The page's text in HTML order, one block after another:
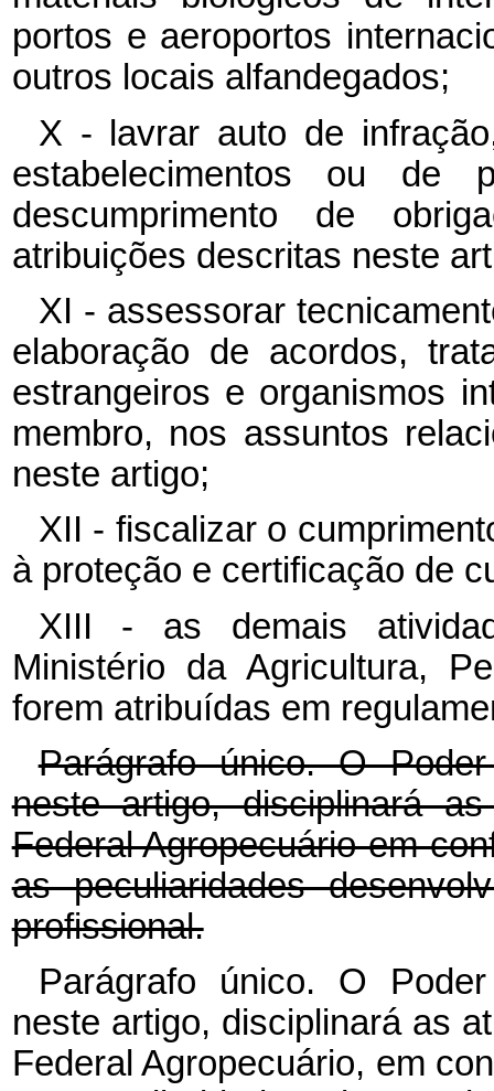
portos e aeroportos
outros locais alfandegados;
X - lavrar auto de
estabelecimentos ou de
descumprimento de
atribuições descritas neste
XI - assessorar
elaboração de acordos,
estrangeiros e organismos
membro, nos assuntos
neste artigo;
XII - fiscalizar o
à proteção e certificação de
XIII - as demais
Ministério da Agricultura,
forem atribuídas em
Parágrafo único. O
neste artigo, disciplinará
Federal Agropecuário em
as peculiaridades
profissional.
Parágrafo único. O
neste artigo, disciplinará as
Federal Agropecuário, em